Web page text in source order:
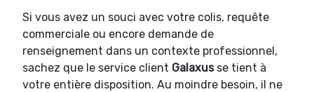
Si vous avez un souci avec votre colis, requête
commerciale ou encore demande de
renseignement dans un contexte professionnel,
sachez que le service client Galaxusse tient à
votre entière disposition. Au moindre besoin, il ne